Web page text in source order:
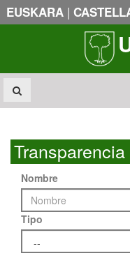
EUSKARA |
Transparencia
Nombre
Tipo